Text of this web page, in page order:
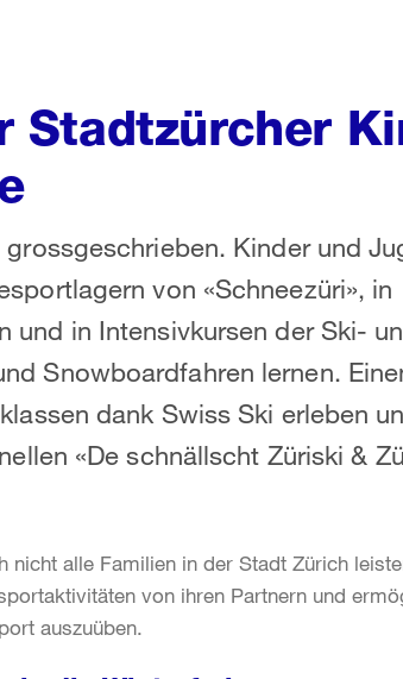
Stadtzürcher
Kinder und
von «Schneezüri», in
und in Intensivkursen der Ski-
Snowboardfahren lernen.
dank Swiss Ski erleben
«De schnällscht Züriski &
nicht alle Familien in der Stadt Zürich
von ihren Partnern und
auszuüben.